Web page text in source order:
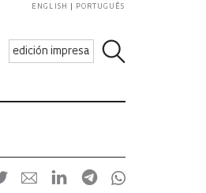
edición impresa
ENGLISH PORTUGUÊS